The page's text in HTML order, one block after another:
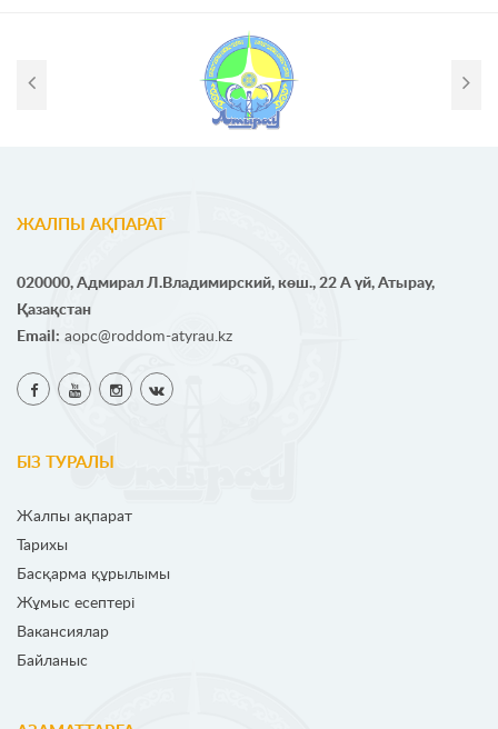
ЖАЛПЫ АҚПАРАТ
020000, Адмирал Л.Владимирский, көш., 22 А үй, Атырау,
Қазақстан
Email: aopc@roddom-atyrau.kz
БІЗ ТУРАЛЫ
Жалпы ақпарат
Тарихы
Басқарма құрылымы
Жұмыс есептері
Вакансиялар
Байланыс